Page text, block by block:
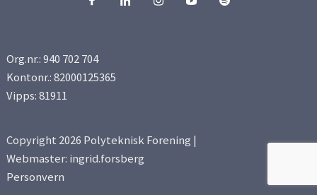
Org.nr.: 940 702 704
Kontonr.: 82000125365
Vipps: 81911
Copyright 2026 Polyteknisk Forening |
Webmaster: ingrid.forsberg
Personvern